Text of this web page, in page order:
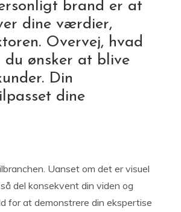
brand er at
dine værdier,
Overvej, hvad
ønsker at blive
Din
dine
Uanset om det er visuel
del konsekvent din viden og
for at demonstrere din ekspertise